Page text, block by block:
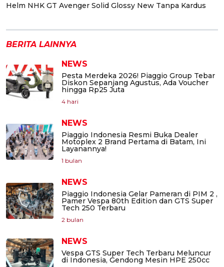
Helm NHK GT Avenger Solid Glossy New Tanpa Kardus
BERITA LAINNYA
NEWS
Pesta Merdeka 2026! Piaggio Group Tebar
Diskon Sepanjang Agustus, Ada Voucher
hingga Rp25 Juta
4 hari
NEWS
Piaggio Indonesia Resmi Buka Dealer
Motoplex 2 Brand Pertama di Batam, Ini
Layanannya!
1 bulan
NEWS
Piaggio Indonesia Gelar Pameran di PIM 2 ,
Pamer Vespa 80th Edition dan GTS Super
Tech 250 Terbaru
2 bulan
NEWS
Vespa GTS Super Tech Terbaru Meluncur
di Indonesia, Gendong Mesin HPE 250cc